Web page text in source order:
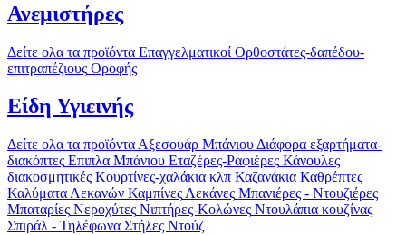
Ανεμιστήρες
Δείτε ολα τα προϊόντα Επαγγελματικοί Ορθοστάτες-δαπέδου-
επιτραπέζιους Οροφής
Είδη Υγιεινής
Δείτε ολα τα προϊόντα Αξεσουάρ Μπάνιου Διάφορα εξαρτήματα-
διακόπτες Επιπλα Μπάνιου Εταζέρες-Ραφιέρες Κάνουλες
διακοσμητικές Κουρτίνες-χαλάκια κλπ Καζανάκια Καθρέπτες
Καλύματα Λεκανών Καμπίνες Λεκάνες Μπανιέρες - Ντουζιέρες
Μπαταρίες Νεροχύτες Νιπτήρες-Κολώνες Ντουλάπια κουζίνας
Σπιράλ - Τηλέφωνα Στήλες Ντούζ